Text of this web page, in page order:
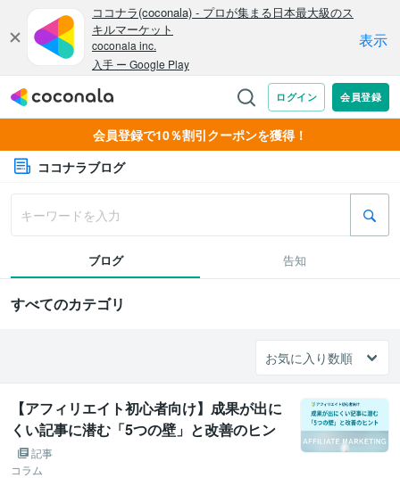
会員登録で10％割引クーポンを獲得！
ココナラブログ
ブログ 告知
すべてのカテゴリ
【アフィリエイト初心者向け】成果が出に
くい記事に潜む「5つの壁」と改善のヒン
ト 記事
コラム